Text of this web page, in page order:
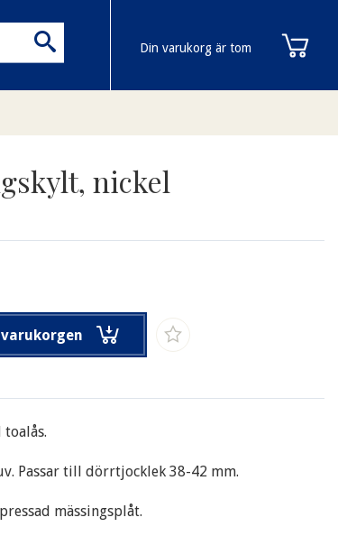
Din varukorg är tom
nickel
toalås.
Passar till dörrtjocklek 38-42 mm.
mässingsplåt.